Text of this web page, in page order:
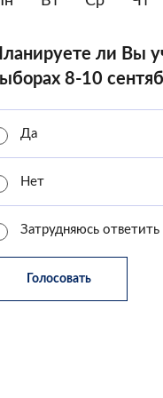
ли Вы
8-10
Да
Нет
Затрудняюсь ответить